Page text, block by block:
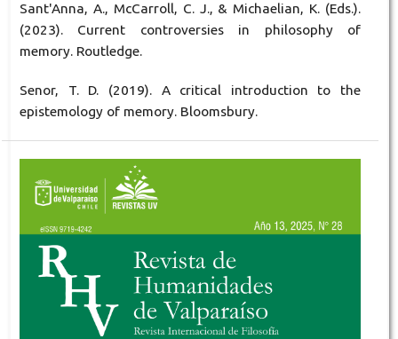
Sant'Anna, A., McCarroll, C. J., & Michaelian, K. (Eds.).
(2023). Current controversies in philosophy of
memory. Routledge.
Senor, T. D. (2019). A critical introduction to the
epistemology of memory. Bloomsbury.